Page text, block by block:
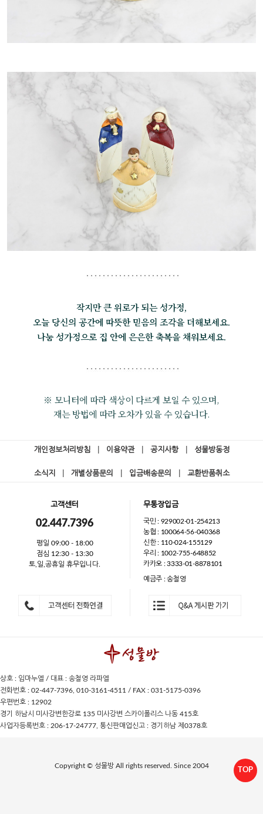
TOP
작지만 큰 위로가 되는 성가정,
오늘 당신의 공간에 따뜻한 믿음의 조각을 더해보세요.
나눔 성가정으로 집 안에 은은한 축복을 채워보세요.
※ 모니터에 따라 색상이 다르게 보일 수 있으며,
재는 방법에 따라 오차가 있을 수 있습니다.
개인정보처리방침 이용약관 공지사항 성물방동정
소식지 개별상품문의 입금배송문의 교환반품취소
고객센터
02.447.7396
평일 09:00 - 18:00
점심 12:30 - 13:30
토,일,공휴일 휴무입니다.
무통장입금
국민 : 929002-01-254213
농협 : 100064-56-040368
신한 : 110-024-155129
우리 : 1002-755-648852
카카오 : 3333-01-8878101
예금주 : 송철영
상호 : 임마누엘 / 대표 : 송철영 라파엘
전화번호 : 02-447-7396, 010-3161-4511 / FAX : 031-5175-0396
우편번호 : 12902
경기 하남시 미사강변한강로 135 미사강변 스카이폴리스 나동 415호
사업자등록번호 : 206-17-24777, 통신판매업신고 : 경기하남 제0378호
Copyright © 성물방 All rights reserved. Since 2004